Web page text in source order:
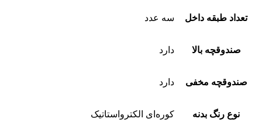
تعداد طبقه داخل سه عدد
صندوقچه بالا دارد
صندوقچه مخفی دارد
نوع رنگ بدنه کوره‌ای الکترواستاتیک